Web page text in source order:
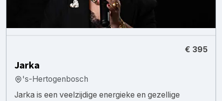
€ 395
Jarka
's-Hertogenbosch
Jarka is een veelzijdige energieke en gezellige